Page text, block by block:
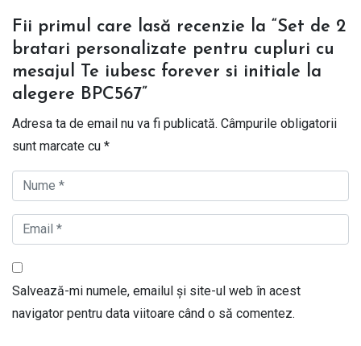
Fii primul care lasă recenzie la “Set de 2
bratari personalizate pentru cupluri cu
mesajul Te iubesc forever si initiale la
alegere BPC567”
Adresa ta de email nu va fi publicată. Câmpurile obligatorii
sunt marcate cu *
Salvează-mi numele, emailul și site-ul web în acest
navigator pentru data viitoare când o să comentez.